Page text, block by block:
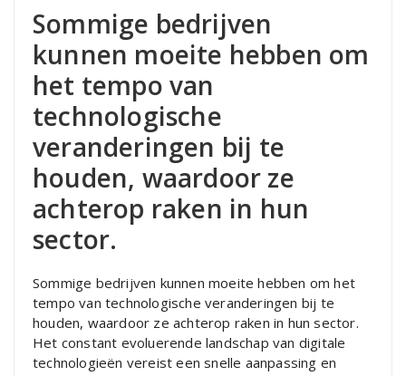
Sommige bedrijven
kunnen moeite hebben om
het tempo van
technologische
veranderingen bij te
houden, waardoor ze
achterop raken in hun
sector.
Sommige bedrijven kunnen moeite hebben om het
tempo van technologische veranderingen bij te
houden, waardoor ze achterop raken in hun sector.
Het constant evoluerende landschap van digitale
technologieën vereist een snelle aanpassing en